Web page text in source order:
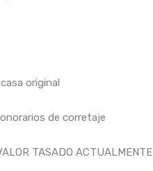
original
de corretaje
TASADO ACTUALMENTE